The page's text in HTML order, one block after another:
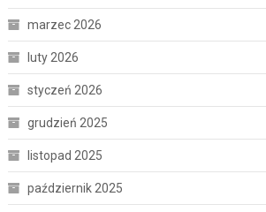
marzec 2026
luty 2026
styczeń 2026
grudzień 2025
listopad 2025
październik 2025